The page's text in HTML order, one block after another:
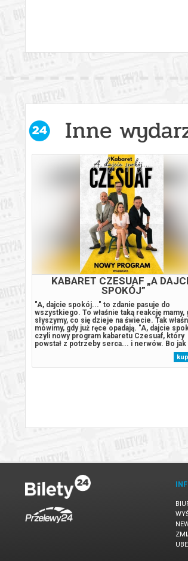
Inne
bilet
KABARET CZESUAF „A
SPOKÓJ”
"A, dajcie spokój..." to zdanie pasuje do
wszystkiego. To właśnie taką reakcję mamy,
słyszymy, co się dzieje na świecie. Tak
mówimy, gdy już ręce opadają. "A, dajcie
czyli nowy program kabaretu Czesuaf, który
powstał z potrzeby serca... i nerwów. Bo jak
spokojnie, gdy wszystko dookoła aż prosi
komentarz? My nie wytrzymaliśmy i wy też nie
wytrzymacie... ze śmiechu....